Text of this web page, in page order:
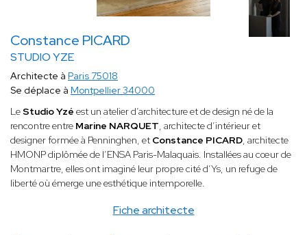
Constance PICARD
STUDIO YZE
Fiche architecte
Architecte à Paris 75018
Se déplace à Montpellier 34000
LeStudio Yzé est un atelier d’architecture et de design né de la
rencontre entre Marine NARQUET, architecte d’intérieur et
designer formée à Penninghen, et Constance PICARD, architecte
HMONP diplômée de l’ENSA Paris-Malaquais. Installées au cœur de
Montmartre, elles ont imaginé leur propre cité d’Ys, un refuge de
liberté où émerge une esthétique intemporelle.